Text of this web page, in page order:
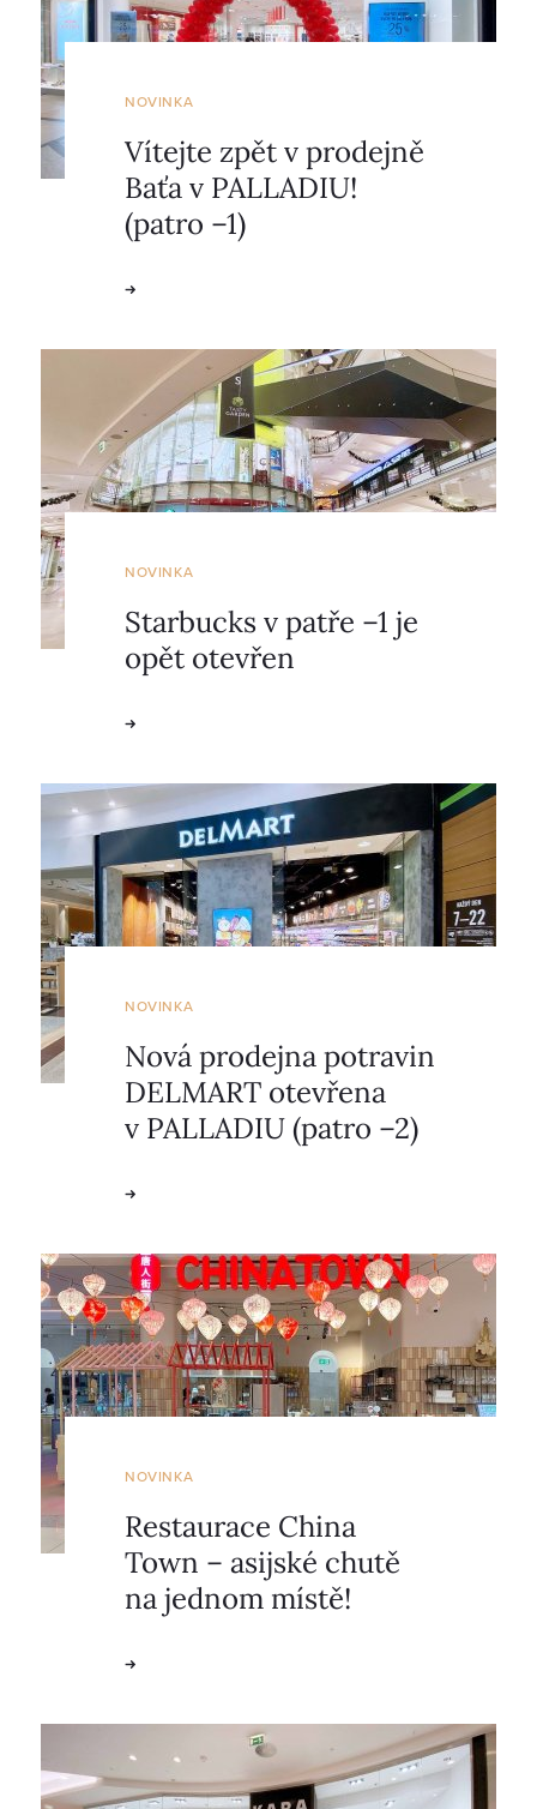
NOVINKA
Vítejte zpět v prodejně
Baťa v PALLADIU!
(patro –1)
NOVINKA
Starbucks v patře –1 je
opět otevřen
NOVINKA
Nová prodejna potravin
DELMART otevřena
v PALLADIU (patro –2)
NOVINKA
Restaurace China
Town – asijské chutě
na jednom místě!